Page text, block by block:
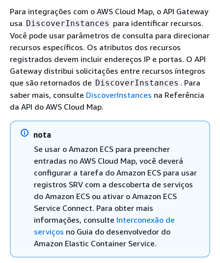
Para integrações com o AWS Cloud Map, o API Gateway
usa DiscoverInstances para identificar recursos.
Você pode usar parâmetros de consulta para direcionar
recursos específicos. Os atributos dos recursos
registrados devem incluir endereços IP e portas. O API
Gateway distribui solicitações entre recursos íntegros
que são retornados de DiscoverInstances . Para
saber mais, consulte DiscoverInstances na Referência
da API do AWS Cloud Map.
nota
Se usar o Amazon ECS para preencher
entradas no AWS Cloud Map, você deverá
configurar a tarefa do Amazon ECS para usar
registros SRV com a descoberta de serviços
do Amazon ECS ou ativar o Amazon ECS
Service Connect. Para obter mais
informações, consulte Interconexão de
serviços no Guia do desenvolvedor do
Amazon Elastic Container Service.